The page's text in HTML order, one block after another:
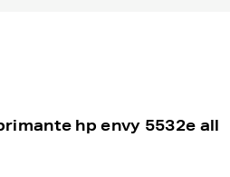
hp envy 5532e all